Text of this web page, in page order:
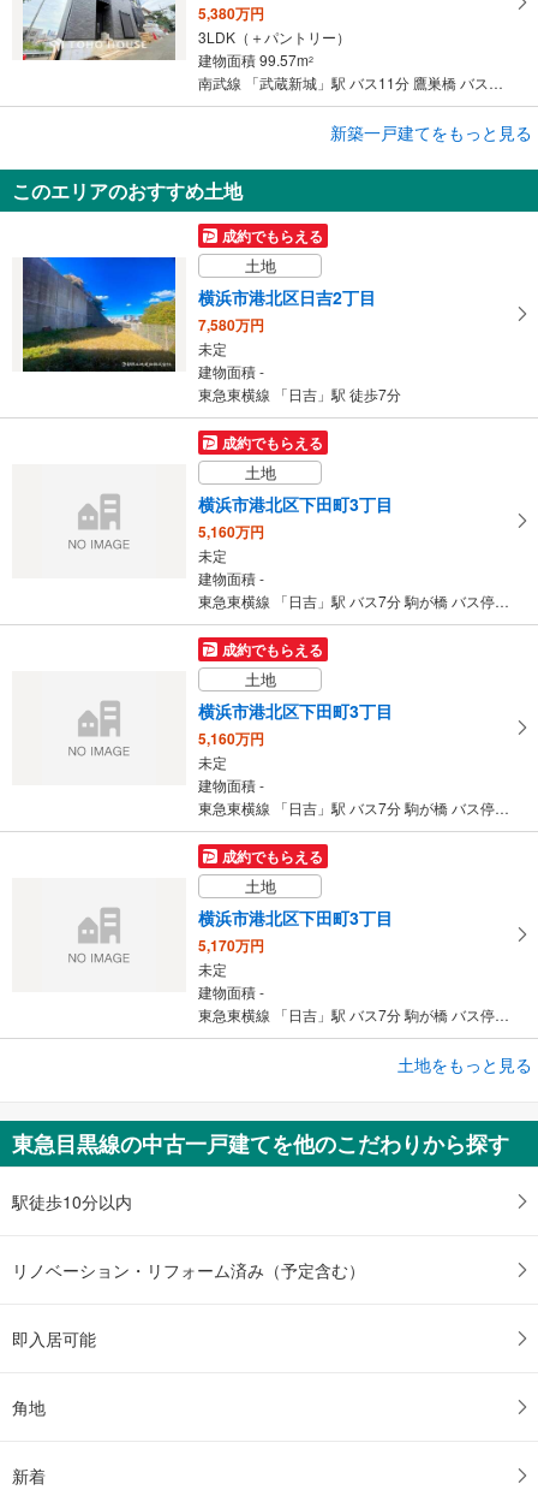
5,380万円
3LDK（＋パントリー）
建物面積 99.57m2
南武線 「武蔵新城」駅 バス11分 鷹巣橋 バス停下車 徒歩7分
川崎市中原区井田3丁目
5,280万円
2LDK＋2S
建物面積 96.75m
東急東横線 「日吉」駅 徒歩23分
新築一戸建てをもっと見る
このエリアのおすすめ土地
成約でもらえる
土地
横浜市港北区日吉2丁目
7,580万円
未定
建物面積 -
東急東横線 「日吉」駅 徒歩7分
成約でもらえる
土地
横浜市港北区下田町3丁目
5,160万円
未定
建物面積 -
東急東横線 「日吉」駅 バス7分 駒が橋 バス停下車 徒歩2分
成約でもらえる
土地
横浜市港北区下田町3丁目
5,160万円
未定
建物面積 -
東急東横線 「日吉」駅 バス7分 駒が橋 バス停下車 徒歩2分
成約でもらえる
土地
横浜市港北区下田町3丁目
5,170万円
未定
建物面積 -
東急東横線 「日吉」駅 バス7分 駒が橋 バス停下車 徒歩2分
横浜市港北区下田町3丁目
5,680万円
土地をもっと見る
東急目黒線の中古一戸建てを他のこだわりから探す
駅徒歩10分以内
リノベーション・リフォーム済み（予定含む）
即入居可能
角地
新着